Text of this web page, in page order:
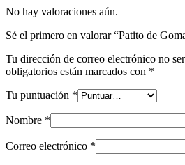
No hay valoraciones aún.
Sé el primero en valorar “Patito de
Tu dirección de correo electrónico no
obligatorios están marcados con *
Tu puntuación *
Nombre *
Correo electrónico *